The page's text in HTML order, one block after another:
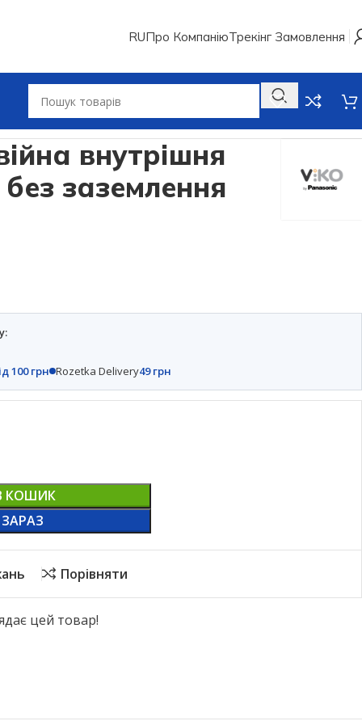
RUПро КомпаніюТрекінг Замовлення
внутрішня
заземлення
100 грн Rozetka Delivery49 грн
КОШИК
Порівняти
цей товар!